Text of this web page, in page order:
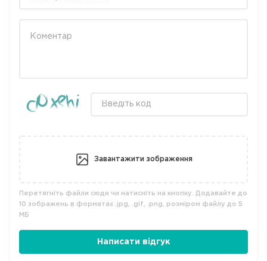
Завантажити зображення
Перетягніть файли сюди чи натисніть на кнопку. Додавайте до
10 зображень в форматах .jpg, .gif, .png, розміром файлу до 5
МБ
Написати відгук